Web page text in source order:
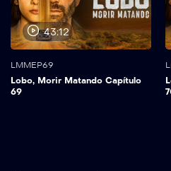
43:12
LMMEP69
Lobo, Morir Matando Capítulo
69